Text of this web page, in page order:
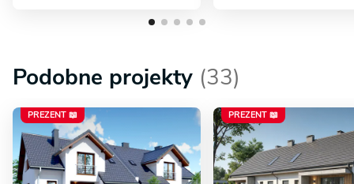
Podobne projekty (33)
PREZENT 📖 PREZENT 📖